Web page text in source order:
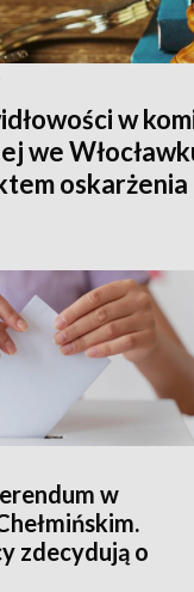
w
we
oskarżenia
w
zdecydują o